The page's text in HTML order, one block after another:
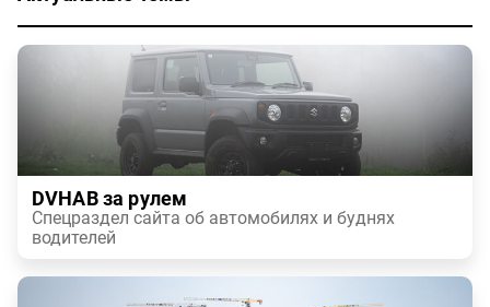
DVHAB за рулем
Спецраздел сайта об автомобилях и буднях
водителей